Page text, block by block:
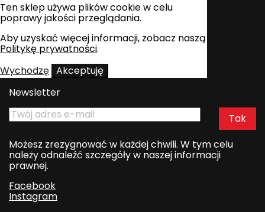
Ten sklep używa plików cookie w celu
poprawy jakości przeglądania.
Aby uzyskać więcej informacji, zobacz naszą
Politykę prywatności.
Wychodzę Akceptuję
Newsletter
Możesz zrezygnować w każdej chwili. W tym celu
należy odnaleźć szczegóły w naszej informacji
prawnej.
Facebook
Instagram